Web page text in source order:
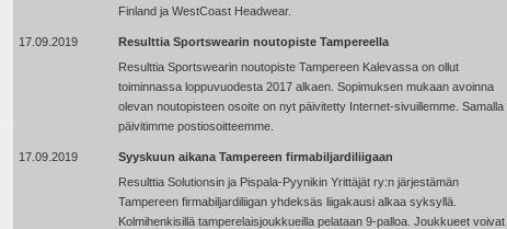
Finland ja WestCoast Headwear.
17.09.2019
Resulttia Sportswearin noutopiste Tampereella
Resulttia Sportswearin noutopiste Tampereen Kalevassa on ollut
toiminnassa loppuvuodesta 2017 alkaen. Sopimuksen mukaan avoinna
olevan noutopisteen osoite on nyt päivitetty Internet-sivuillemme. Samalla
päivitimme postiosoitteemme.
17.09.2019
Syyskuun aikana Tampereen firmabiljardiliigaan
Resulttia Solutionsin ja Pispala-Pyynikin Yrittäjät ry:n järjestämän
Tampereen firmabiljardiliigan yhdeksäs liigakausi alkaa syksyllä.
Kolmihenkisillä tamperelaisjoukkueilla pelataan 9-palloa. Joukkueet voivat